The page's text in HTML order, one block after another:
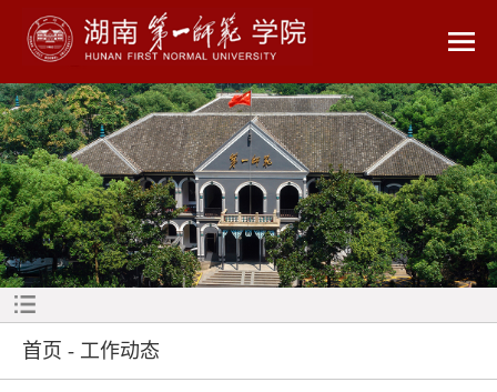
首页 - 工作动态